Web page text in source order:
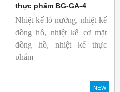
thực phẩm BG-GA-4
Nhiệt kế lò nướng, nhiệt kế
đồng hồ, nhiệt kế cơ mặt
đồng hồ, nhiệt kế thực
phẩm
Thương hiệu: Blue Gizmo
NEW